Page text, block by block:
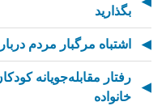
بگذارید
اشتباه مرگبار مردم
رفتار مقابله‌جویانه
خانواده